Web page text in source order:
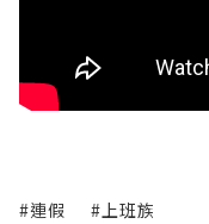
#連假 #上班族